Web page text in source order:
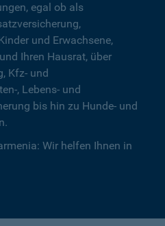
egal ob als
und Erwachsene,
Ihren Hausrat, über
Kfz- und
, Lebens- und
bis hin zu Hunde- und
Wir helfen Ihnen in